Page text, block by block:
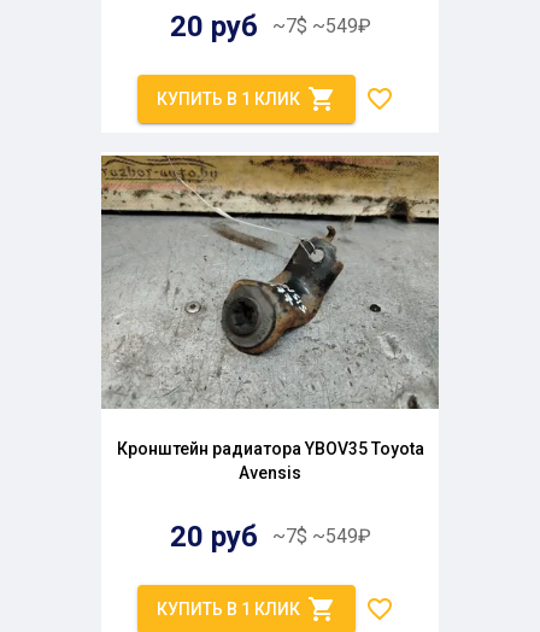
20 руб ~7$ ~549₽
КУПИТЬ В 1 КЛИК
Кронштейн радиатора YBOV35 Toyota
Avensis
20 руб ~7$ ~549₽
КУПИТЬ В 1 КЛИК